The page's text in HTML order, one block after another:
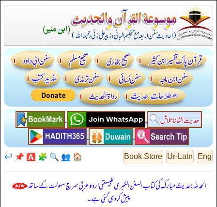
Eng
Ur-Latn
Book Store
🏠
👥
🔍
🧩
🅰️
📌
↩️
الحمدللہ! حدیث مبارک کی کتاب السنن الكبرى للبيهقي اردو عربی سرچ سہولت کے ساتھ
پیش کر دی گئی ہے۔